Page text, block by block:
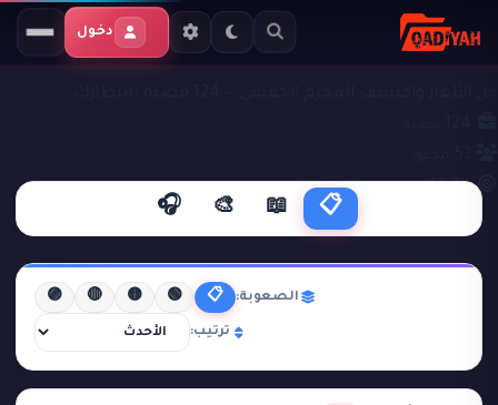
دخول
ملفات التحقيق قضايا جنائية
42.7%
📋
📖
🎨
🎧
الصعوبة: 📋
🟢
🟡
🔴
🟣
ترتيب: